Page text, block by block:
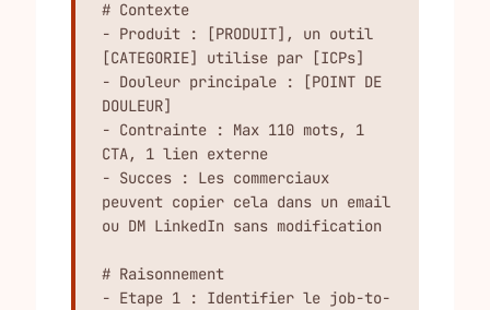
# Contexte
- Produit : [PRODUIT], un outil
[CATEGORIE] utilise par [ICPs]
- Douleur principale : [POINT DE
DOULEUR]
- Contrainte : Max 110 mots, 1
CTA, 1 lien externe
- Succes : Les commerciaux
peuvent copier cela dans un email
ou DM LinkedIn sans modification
# Raisonnement
- Etape 1 : Identifier le job-to-